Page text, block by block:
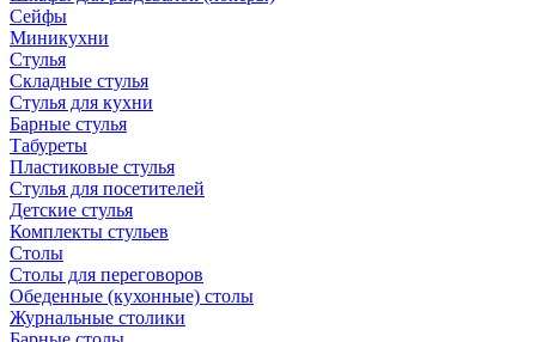
Сейфы
Миникухни
Стулья
Складные стулья
Стулья для кухни
Барные стулья
Табуреты
Пластиковые стулья
Стулья для посетителей
Детские стулья
Комплекты стульев
Столы
Столы для переговоров
Обеденные (кухонные) столы
Журнальные столики